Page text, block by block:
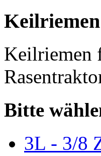
Keilriemen
Bitte
3L - 3/8